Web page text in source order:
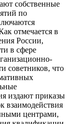
собственные
по
отмечается в
России,
в сфере
советников, что
издают приказы
взаимодействия
центрами,